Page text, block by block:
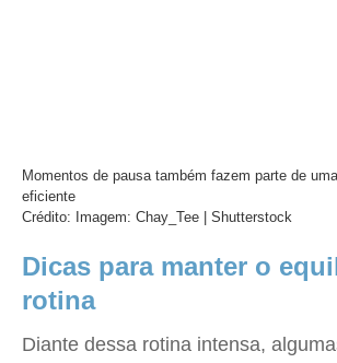
Momentos de pausa também fazem parte de
eficiente
Crédito: Imagem: Chay_Tee | Shutterstock
Dicas para manter o
rotina
Diante dessa rotina intensa,